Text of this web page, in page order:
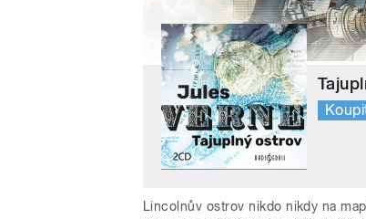
Lincolnův ostrov nikdo nikdy na